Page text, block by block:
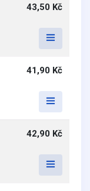
43,50 Kč
41,90 Kč
42,90 Kč